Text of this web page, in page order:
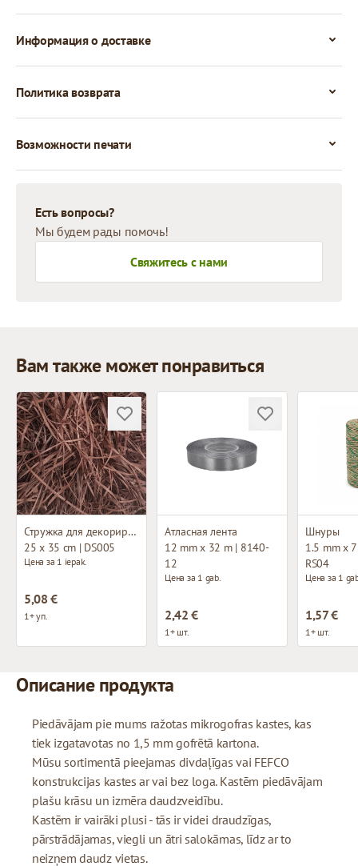
Информация о доставке
Политика возврата
Возможности печати
Есть вопросы?
Мы будем рады помочь!
Свяжитесь с нами
Вам также может понравиться
Стружка для декорирования
25 x 35 cm | DS005
Цена за 1 iepak.
5,08 €
1+ уп.
Атласная лента
12 mm x 32 m | 8140-
12
Цена за 1 gab.
2,42 €
1+ шт.
Шнуры
1.5 mm x
RS04
Цена за 1
1,57 €
1+ шт.
Описание продукта
Piedāvājam pie mums ražotas mikrogofras kastes, kas
tiek izgatavotas no 1,5 mm gofrētā kartona.
Mūsu sortimentā pieejamas divdaļīgas vai FEFCO
konstrukcijas kastes ar vai bez loga. Kastēm piedāvājam
plašu krāsu un izmēra daudzveidību.
Kastēm ir vairāki plusi - tās ir videi draudzīgas,
pārstrādājamas, viegli un ātri salokāmas, līdz ar to
neizņem daudz vietas.